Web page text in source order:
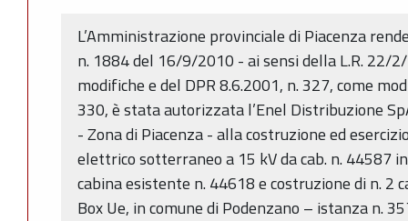
L’Amministrazione provinciale di Piacenza
n. 1884 del 16/9/2010 - ai sensi della L.R. 22/
modifiche e del DPR 8.6.2001, n. 327, come
330, è stata autorizzata l’Enel Distribuzione
- Zona di Piacenza - alla costruzione ed
elettrico sotterraneo a 15 kV da cab. n. 44587
cabina esistente n. 44618 e costruzione di n.
Box Ue, in comune di Podenzano – istanza n.